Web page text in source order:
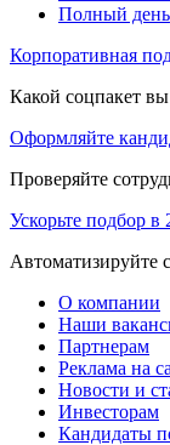
Полный день
Корпоративная
Какой соцпакет
Оформляйте
Проверяйте
Ускорьте подбор в
Автоматизируйте
О компании
Наши
Партнерам
Реклама на
Новости и
Инвесторам
Кандидаты